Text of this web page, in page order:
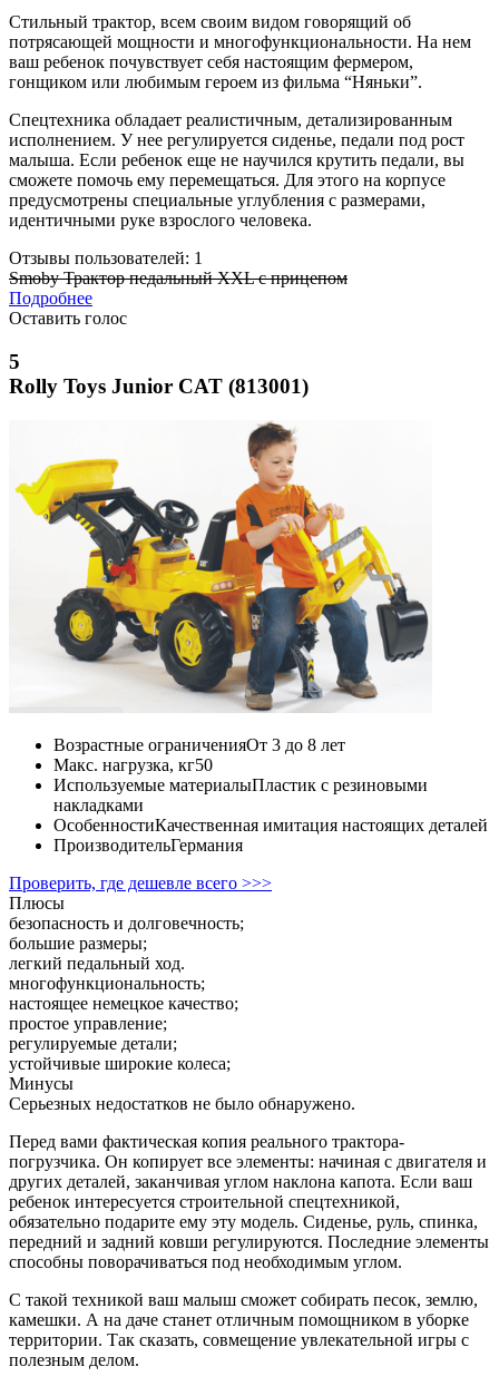
Стильный трактор, всем своим видом говорящий об
потрясающей мощности и многофункциональности. На нем
ваш ребенок почувствует себя настоящим фермером,
гонщиком или любимым героем из фильма “Няньки”.
Спецтехника обладает реалистичным, детализированным
исполнением. У нее регулируется сиденье, педали под рост
малыша. Если ребенок еще не научился крутить педали, вы
сможете помочь ему перемещаться. Для этого на корпусе
предусмотрены специальные углубления с размерами,
идентичными руке взрослого человека.
Отзывы пользователей: 1
Smoby Трактор педальный XXL с прицепом
Подробнее
Оставить голос
5
Rolly Toys Junior CAT (813001)
Возрастные ограниченияОт 3 до 8 лет
Макс. нагрузка, кг50
Используемые материалыПластик с резиновыми
накладками
ОсобенностиКачественная имитация настоящих деталей
ПроизводительГермания
Проверить, где дешевле всего >>>
Плюсы
безопасность и долговечность;
большие размеры;
легкий педальный ход.
многофункциональность;
настоящее немецкое качество;
простое управление;
регулируемые детали;
устойчивые широкие колеса;
Минусы
Серьезных недостатков не было обнаружено.
Перед вами фактическая копия реального трактора-
погрузчика. Он копирует все элементы: начиная с двигателя и
других деталей, заканчивая углом наклона капота. Если ваш
ребенок интересуется строительной спецтехникой,
обязательно подарите ему эту модель. Сиденье, руль, спинка,
передний и задний ковши регулируются. Последние элементы
способны поворачиваться под необходимым углом.
С такой техникой ваш малыш сможет собирать песок, землю,
камешки. А на даче станет отличным помощником в уборке
территории. Так сказать, совмещение увлекательной игры с
полезным делом.